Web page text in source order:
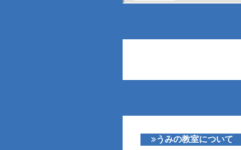
うみの教室について